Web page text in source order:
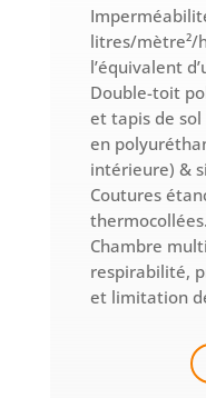
litres/mètre²/
l’équivalent
Double-toit
et tapis de sol
en
intérieure) &
Coutures
thermocollées.
Chambre
respirabilité,
et limitation